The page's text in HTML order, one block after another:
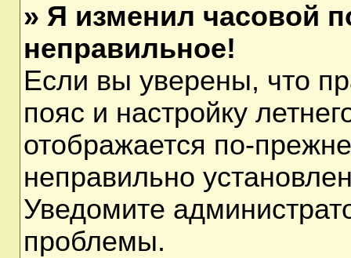
» Я изменил часовой
неправильное!
Если вы уверены, что
пояс и настройку
отображается по-
неправильно
Уведомите
проблемы.